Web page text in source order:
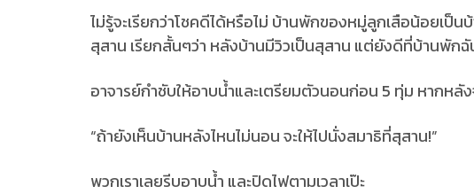
ไม่รู้จะเรียกว่าโชคดีได้หรือไม่ บ้านพักของหมู่ลูกเสือน้อยเ
สุสาน เรียกสั้นๆว่า หลังบ้านมีวิวเป็นสุสาน แต่ยังดีที่บ้านพัก
อาจารย์กำชับให้อาบน้ำและเตรียมตัวนอนก่อน 5 ทุ่ม หากหลั
“ถ้ายังเห็นบ้านหลังไหนไม่นอน จะให้ไปนั่งสมาธิที่สุสาน!”
พวกเราเลยรีบอาบน้ำ และปิดไฟตามเวลาเป๊ะ